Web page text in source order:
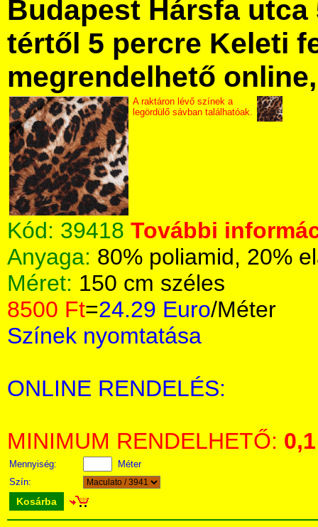
Budapest Hársfa utca
tértől 5 percre Keleti
megrendelhető
A raktáron lévő színek a
legördülő sávban találhatóak.
Kód: 39418 További
Anyaga: 80% poliamid, 20%
Méret: 150 cm széles
8500 Ft=24.29 Euro/Méter
Színek nyomtatása
ONLINE RENDELÉS:
MINIMUM RENDELHETŐ: 0,1
Mennyiség:
Méter
Szín:
Kosárba